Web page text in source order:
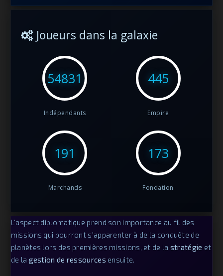
Joueurs dans la galaxie
54831
Indépendants
445
Empire
191
Marchands
173
Fondation
L'aspect diplomatique prend son importance au fil des
missions qui pourront s'apparenter à de la conquête de
planètes lors des premières missions, et de la stratégie et
de la gestion de ressources ensuite.